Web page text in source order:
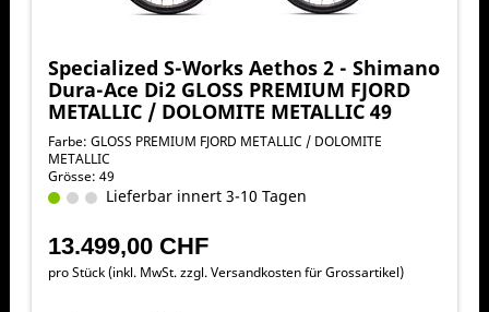
Specialized S-Works Aethos 2 - Shimano
Dura-Ace Di2 GLOSS PREMIUM FJORD
METALLIC / DOLOMITE METALLIC 49
Farbe: GLOSS PREMIUM FJORD METALLIC / DOLOMITE
METALLIC
Grösse: 49
Lieferbar innert 3-10 Tagen
13.499,00 CHF
pro Stück (inkl. MwSt. zzgl.Versandkosten für Grossartikel)